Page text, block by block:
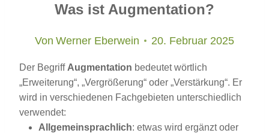
Was ist Augmentation?
Von Werner Eberwein 20. Februar 2025
Der Begriff Augmentation bedeutet wörtlich
„Erweiterung“, „Vergrößerung“ oder „Verstärkung“. Er
wird in verschiedenen Fachgebieten unterschiedlich
verwendet:
Allgemeinsprachlich: etwas wird ergänzt oder